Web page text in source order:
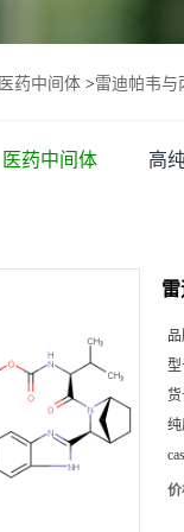
医药中间体 >雷迪帕韦与
医药中间体 高
品
型
货
纯
价